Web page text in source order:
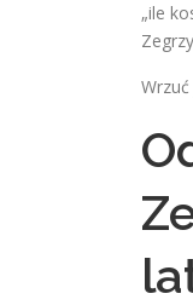
„ile